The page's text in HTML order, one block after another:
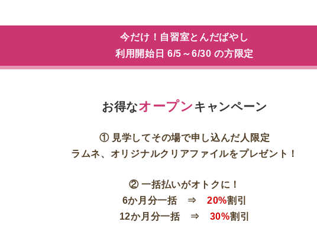
今だけ！自習室とんだばやし
利用開始日 6/5～6/30 の方限定
お得なオープン キャンペーン
① 見学してその場で申し込んだ人限定
ラムネ、オリジナルクリアファイルをプレゼント！
② 一括払いがオトクに！
6か月分一括 ⇒ 20%割引
12か月分一括 ⇒ 30%割引